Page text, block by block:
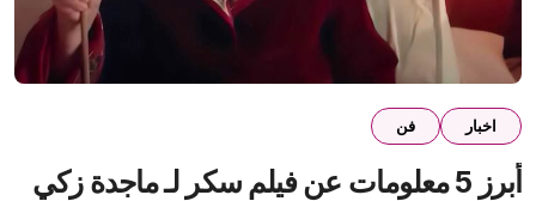
اخبار فن
أبرز 5 معلومات عن فيلم سكر لـ ماجدة زكي